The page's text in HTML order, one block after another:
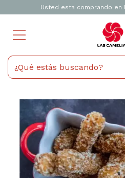
Usted esta comprando en